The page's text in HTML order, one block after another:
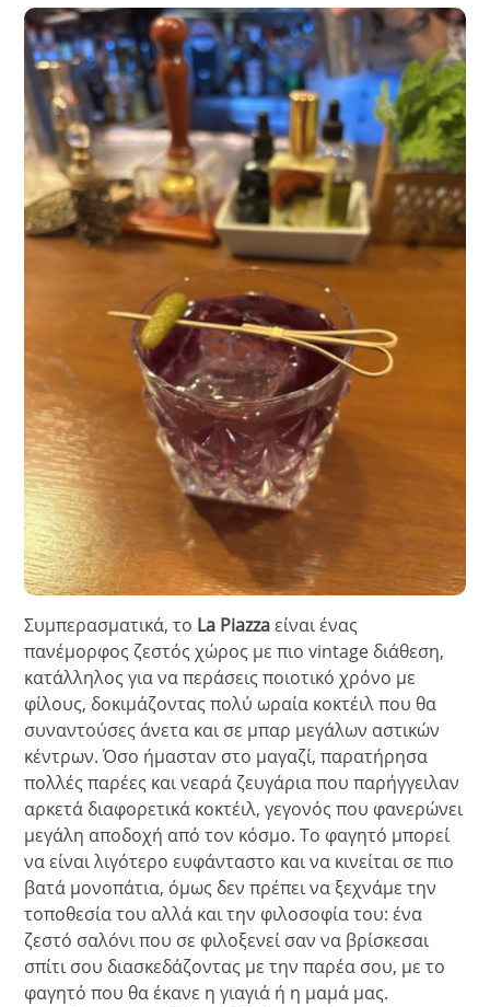
Συμπερασματικά, το La Piazzaείναι ένας
πανέμορφος ζεστός χώρος με πιο vintage διάθεση,
κατάλληλος για να περάσεις ποιοτικό χρόνο με
φίλους, δοκιμάζοντας πολύ ωραία κοκτέιλ που θα
συναντούσες άνετα και σε μπαρ μεγάλων αστικών
κέντρων. Όσο ήμασταν στο μαγαζί, παρατήρησα
πολλές παρέες και νεαρά ζευγάρια που παρήγγειλαν
αρκετά διαφορετικά κοκτέιλ, γεγονός που φανερώνει
μεγάλη αποδοχή από τον κόσμο. Το φαγητό μπορεί
να είναι λιγότερο ευφάνταστο και να κινείται σε πιο
βατά μονοπάτια, όμως δεν πρέπει να ξεχνάμε την
τοποθεσία του αλλά και την φιλοσοφία του: ένα
ζεστό σαλόνι που σε φιλοξενεί σαν να βρίσκεσαι
σπίτι σου διασκεδάζοντας με την παρέα σου, με το
φαγητό που θα έκανε η γιαγιά ή η μαμά μας.